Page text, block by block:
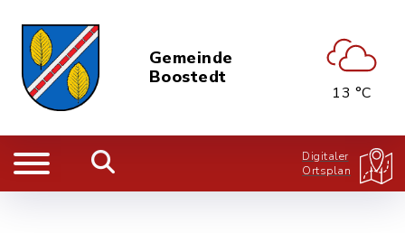
Gemeinde
Boostedt
13 °C
Digitaler
Ortsplan